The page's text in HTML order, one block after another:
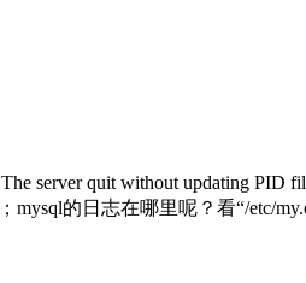
server quit without updating PID
的日志在哪里呢？看“/etc/